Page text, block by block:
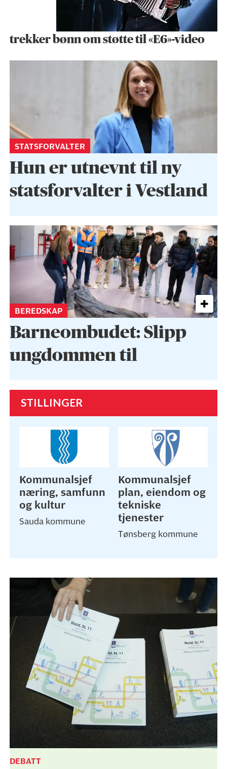
trekker bønn om støtte til «E6»-video
STATSFORVALTER
Hun er utnevnt til ny
statsforvalter i Vestland
BEREDSKAP
Barneombudet: Slipp
ungdommen til
STILLINGER
Kommunalsjef
næring, samfunn
og kultur
Sauda kommune
Kommunalsjef
plan, eiendom og
tekniske
tjenester
Tønsberg kommune
DEBATT